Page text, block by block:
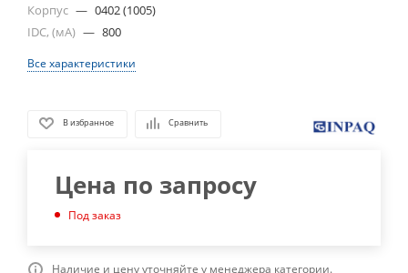
Корпус — 0402 (1005)
IDC, (мА) — 800
Все характеристики
В избранное Сравнить
Цена по запросу
Под заказ
Наличие и цену уточняйте у менеджера категории.